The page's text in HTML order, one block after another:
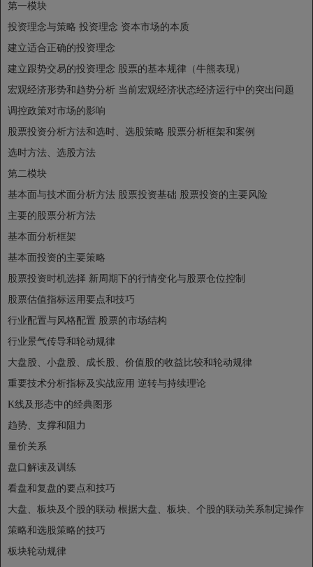
第一模块
投资理念与策略 投资理念 资本市场的本质
建立适合正确的投资理念
建立跟势交易的投资理念 股票的基本规律（牛熊表现）
宏观经济形势和趋势分析 当前宏观经济状态经济运行中的突出问题
调控政策对市场的影响
股票投资分析方法和选时、选股策略 股票分析框架和案例
选时方法、选股方法
第二模块
基本面与技术面分析方法 股票投资基础 股票投资的主要风险
主要的股票分析方法
基本面分析框架
基本面投资的主要策略
股票投资时机选择 新周期下的行情变化与股票仓位控制
股票估值指标运用要点和技巧
行业配置与风格配置 股票的市场结构
行业景气传导和轮动规律
大盘股、小盘股、成长股、价值股的收益比较和轮动规律
重要技术分析指标及实战应用 逆转与持续理论
K线及形态中的经典图形
趋势、支撑和阻力
量价关系
盘口解读及训练
看盘和复盘的要点和技巧
大盘、板块及个股的联动 根据大盘、板块、个股的联动关系制定操作
策略和选股策略的技巧
板块轮动规律